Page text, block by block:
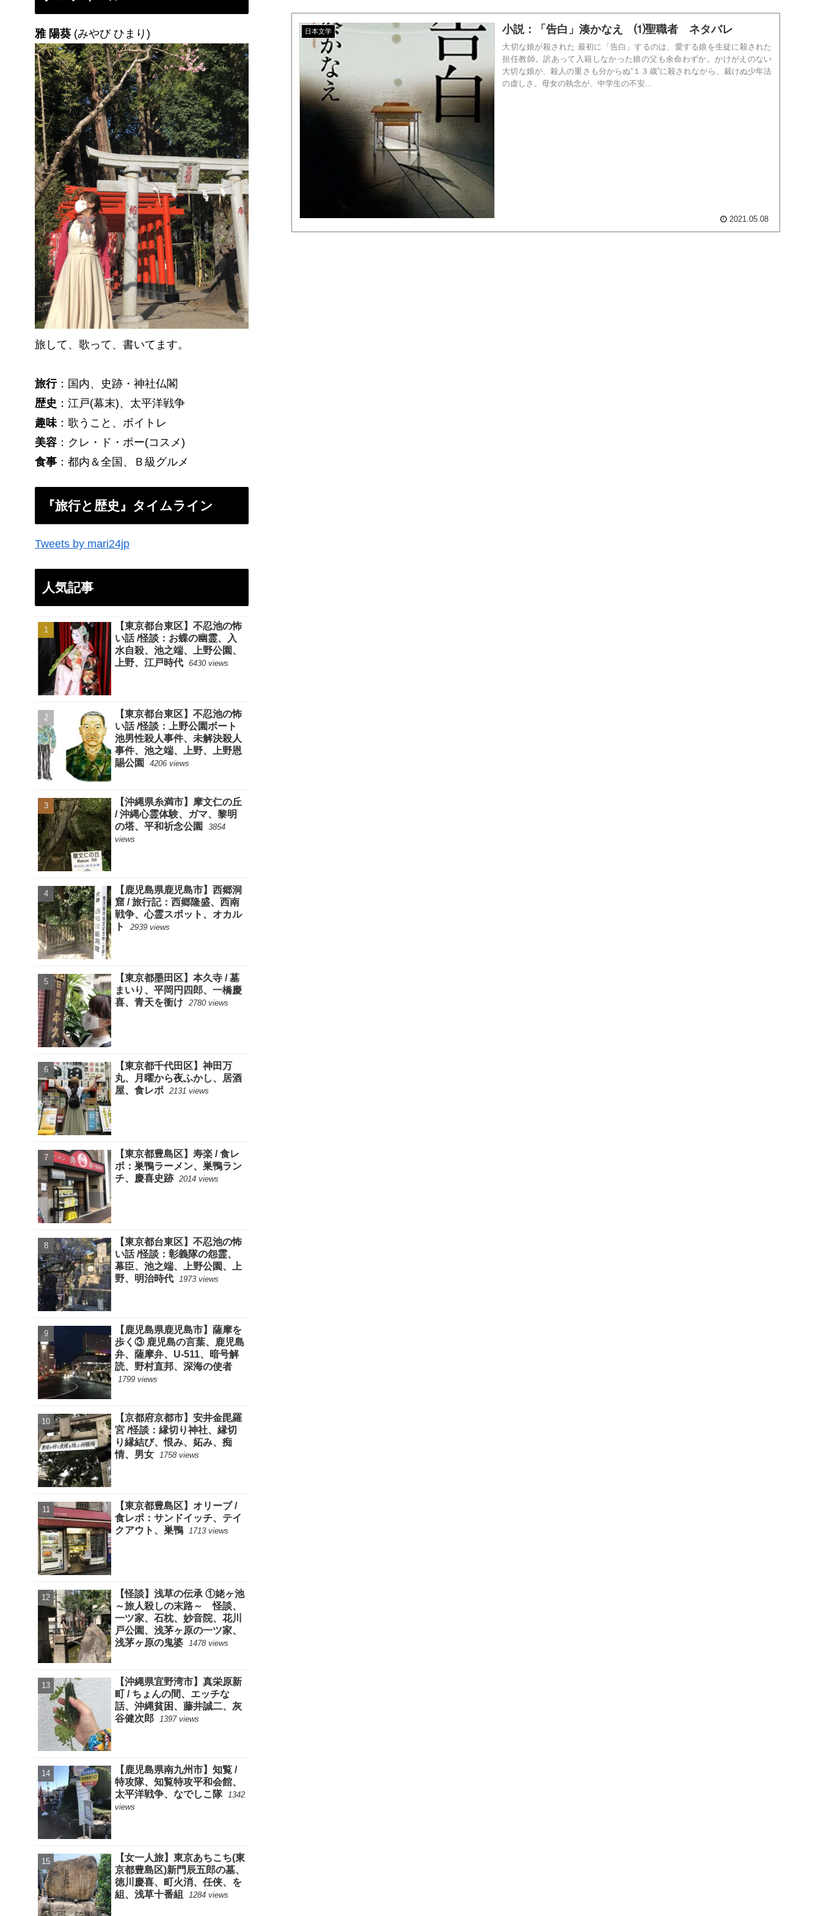
日本文学 小説：「告白」湊かなえ ⑴聖職者 ネタバレ
大切な娘が殺された 最初に「告白」するのは、愛する娘を生徒に殺された
担任教師。訳あって入籍しなかった娘の父も余命わずか。かけがえのない
大切な娘が、殺人の重さも分からぬ“１３歳”に殺されながら、裁けぬ少年法
の虚しさ。母女の執念が、中学生の不安...
2021.05.08
雅 陽葵 (みやび ひまり)
旅して、歌って、書いてます。
旅行：国内、史跡・神社仏閣
歴史 ：江戸(幕末)、太平洋戦争
趣味 ：歌うこと、ボイトレ
美容 ：クレ・ド・ポー(コスメ)
食事 ：都内＆全国、Ｂ級グルメ
『旅行と歴史』タイムライン
Tweets by mari24jp
人気記事
【東京都台東区】不忍池の怖
い話 /怪談：お蝶の幽霊、入
水自殺、池之端、上野公園、
上野、江戸時代 6430 views
【東京都台東区】不忍池の怖
い話 /怪談：上野公園ボート
池男性殺人事件、未解決殺人
事件、池之端、上野、上野恩
賜公園
4206 views
【沖縄県糸満市】摩文仁の丘
/ 沖縄心霊体験、ガマ、黎明
の塔、平和祈念公園
3854
views
【鹿児島県鹿児島市】西郷洞
窟 / 旅行記：西郷隆盛、西南
戦争、心霊スポット、オカル
ト
2939 views
【東京都墨田区】本久寺 / 墓
まいり、平岡円四郎、一橋慶
喜、青天を衝け 2780 views
【東京都千代田区】神田万
丸、月曜から夜ふかし、居酒
屋、食レポ 2131 views
【東京都豊島区】寿楽 / 食レ
ポ：巣鴨ラーメン、巣鴨ラン
チ、慶喜史跡 2014 views
【東京都台東区】不忍池の怖
い話 /怪談：彰義隊の怨霊、
幕臣、池之端、上野公園、上
野、明治時代 1973 views
【鹿児島県鹿児島市】薩摩を
歩く③ 鹿児島の言葉、鹿児島
弁、薩摩弁、U-511、暗号解
読、野村直邦、深海の使者
1799 views
【京都府京都市】安井金毘羅
宮 /怪談：縁切り神社、縁切
り縁結び、恨み、妬み、痴
情、男女 1758 views
【東京都豊島区】オリーブ /
食レポ：サンドイッチ、テイ
クアウト、巣鴨 1713 views
【怪談】浅草の伝承 ①姥ヶ池
～旅人殺しの末路～ 怪談、
一ツ家、石枕、妙音院、花川
戸公園、浅茅ヶ原の一ツ家、
浅茅ヶ原の鬼婆 1478 views
【沖縄県宜野湾市】真栄原新
町 / ちょんの間、エッチな
話、沖縄貧困、藤井誠二、灰
谷健次郎 1397 views
【鹿児島県南九州市】知覧 /
特攻隊、知覧特攻平和会館、
太平洋戦争、なでしこ隊 1342
views
【女一人旅】東京あちこち(東
京都豊島区)新門辰五郎の墓、
徳川慶喜、町火消、任侠、を
組、浅草十番組
1284 views